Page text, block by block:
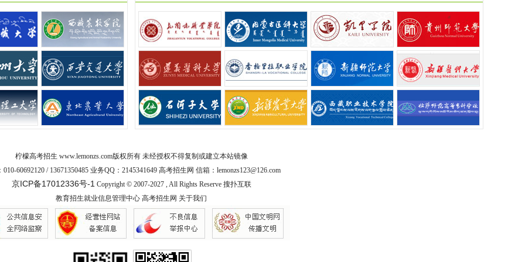
柠檬高考招生 www.lemonzs.com版权所有 未经授权不得复制或建立本站镜像
010-60692120 / 13671350485 业务QQ：2145341649 高考招生网 信箱：lemonzs123@126.com
京ICP备17012336号-1Copyright © 2007-2027 , All Rights Reserve 搜扑互联
教育招生就业信息管理中心 高考招生网 关于我们